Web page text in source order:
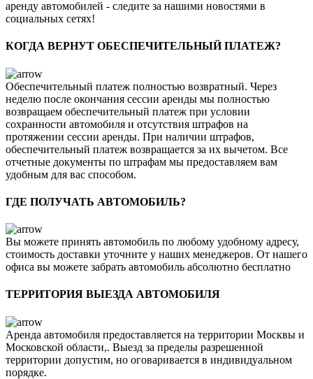
аренду автомобилей - следите за нашими новостями в
социальных сетях!
КОГДА ВЕРНУТ ОБЕСПЕЧИТЕЛЬНЫЙ ПЛАТЕЖ?
Обеспечительный платеж полностью возвратный. Через
неделю после окончания сессии аренды мы полностью
возвращаем обеспечительный платеж при условии
сохранности автомобиля и отсутствия штрафов на
протяжении сессии аренды. При наличии штрафов,
обеспечительный платеж возвращается за их вычетом. Все
отчетные документы по штрафам мы предоставляем вам
удобным для вас способом.
ГДЕ ПОЛУЧАТЬ АВТОМОБИЛЬ?
Вы можете принять автомобиль по любому удобному адресу,
стоимость доставки уточните у наших менеджеров. От нашего
офиса вы можете забрать автомобиль абсолютно бесплатно
ТЕРРИТОРИЯ ВЫЕЗДА АВТОМОБИЛЯ
Аренда автомобиля предоставляется на территории Москвы и
Московской области,. Выезд за пределы разрешенной
территории допустим, но оговаривается в индивидуальном
порядке.